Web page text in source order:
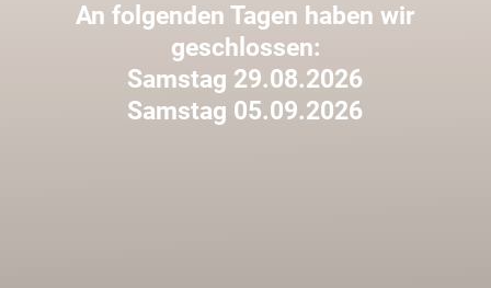
An folgenden Tagen haben wir
geschlossen:
Samstag 29.08.2026
Samstag 05.09.2026